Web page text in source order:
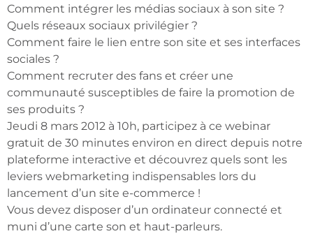
Comment intégrer les médias sociaux à son site ?
Quels réseaux sociaux privilégier ?
Comment faire le lien entre son site et ses interfaces
sociales ?
Comment recruter des fans et créer une
communauté susceptibles de faire la promotion de
ses produits ?
Jeudi 8 mars 2012 à 10h, participez à ce webinar
gratuit de 30 minutes environ en direct depuis notre
plateforme interactive et découvrez quels sont les
leviers webmarketing indispensables lors du
lancement d’un site e-commerce !
Vous devez disposer d’un ordinateur connecté et
muni d’une carte son et haut-parleurs.